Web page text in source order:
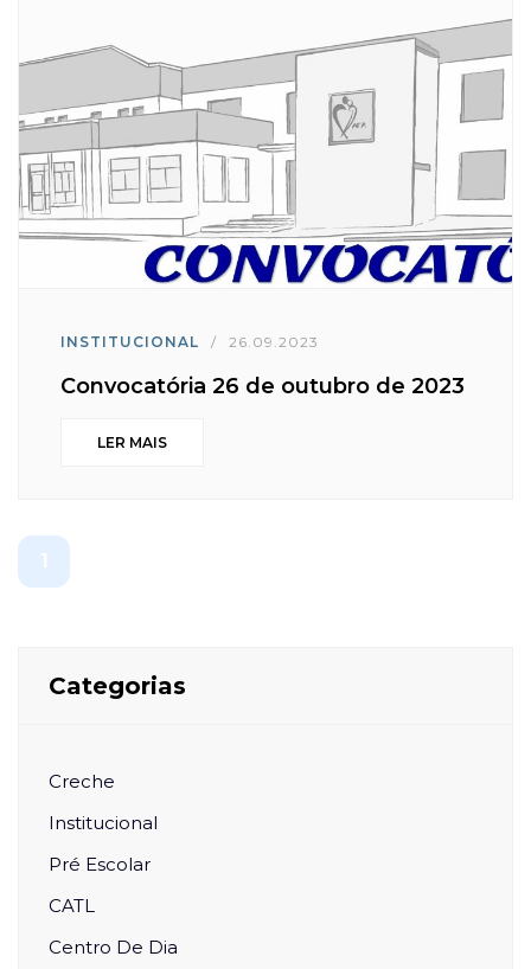
INSTITUCIONAL / 26.09.2023
Convocatória 26 de outubro de 2023
LER MAIS
1
Categorias
Creche
Institucional
Pré Escolar
CATL
Centro De Dia